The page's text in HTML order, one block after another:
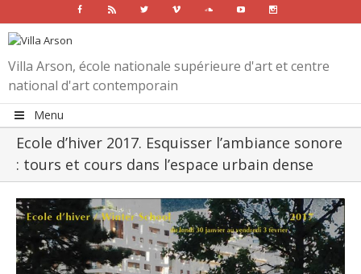
Facebook Rss Twitter Vimeo SoundcloudYoutube
Villa Arson, école nationale supérieure d'art et centre
national d'art contemporain
Menu
Ecole d’hiver 2017. Esquisser l’ambiance sonore
: tours et cours dans l’espace urbain dense
View
Larger
Image